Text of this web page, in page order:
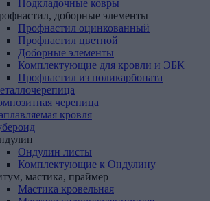
Подкладочные ковры
доборные элементы
Профнастил оцинкованный
Профнастил цветной
Доборные элементы
Комплектующие для кровли и ЭБК
Профнастил из поликарбоната
черепица
кровля
Ондулин листы
Комплектующие к Ондулину
мастика, праймер
Мастика кровельная